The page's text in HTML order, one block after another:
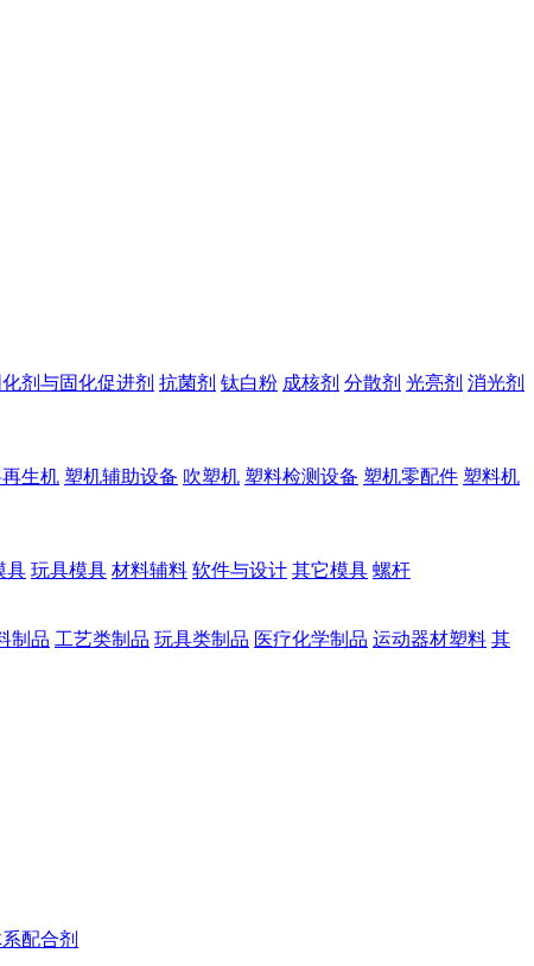
化剂与固化促进剂 抗菌剂 钛白粉 成核剂 分散剂 光亮剂 消光剂
生机 塑机辅助设备 吹塑机 塑料检测设备 塑机零配件 塑料机
具 玩具模具 材料辅料 软件与设计 其它模具 螺杆
制品 工艺类制品 玩具类制品 医疗化学制品 运动器材塑料 其
配合剂